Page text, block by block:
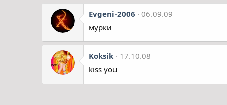
Evgeni-2006
06.09.09
мурки
Koksik
17.10.08
kiss you